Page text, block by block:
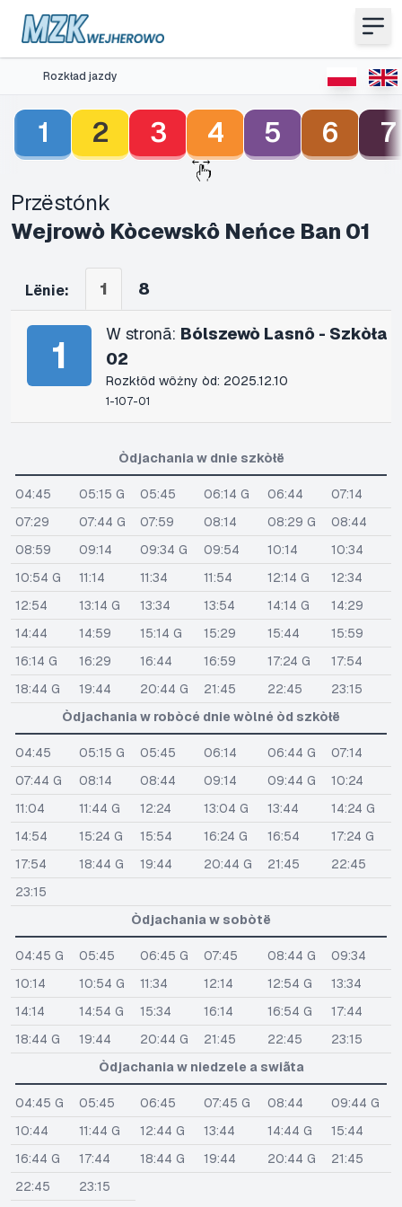
Rozkład jazdy
1 2 3 4 5 6 7
Przëstónk
Wejrowò Kòcewskô Neńce Ban 01
Lënie: 1 8
1 W stronã: Bólszewò Lasnô - Szkòła
02
Rozkłôd wôżny òd: 2025.12.10
1-107-01
Òdjachania w dnie szkòłë
04:45 05:15 G 05:45 06:14 G 06:44
07:14
07:29
07:44 G 07:59 08:14 08:29 G
08:44
08:59
09:14 09:34 G 09:54 10:14
10:34
10:54 G
11:14 11:34 11:54 12:14 G
12:34
12:54
13:14 G 13:34 13:54 14:14 G
14:29
14:44
14:59 15:14 G 15:29 15:44
15:59
16:14 G
16:29 16:44 16:59 17:24 G
17:54
18:44 G
19:44 20:44 G 21:45 22:45
23:15
Òdjachania w robòcé dnie wòlné òd szkòłë
04:45 05:15 G 05:45 06:14 06:44 G
07:14
07:44 G
08:14 08:44 09:14 09:44 G
10:24
11:04
11:44 G 12:24 13:04 G 13:44
14:24 G
14:54
15:24 G 15:54 16:24 G 16:54
17:24 G
17:54
18:44 G 19:44 20:44 G 21:45
22:45
23:15
Òdjachania w sobòtë
04:45 G 05:45 06:45 G 07:45 08:44 G
09:34
10:14
10:54 G 11:34 12:14 12:54 G
13:34
14:14
14:54 G 15:34 16:14 16:54 G
17:44
18:44 G
19:44 20:44 G 21:45 22:45
23:15
Òdjachania w niedzele a swiãta
04:45 G 05:45 06:45 07:45 G 08:44
09:44 G
10:44
11:44 G 12:44 G 13:44 14:44 G
15:44
16:44 G
17:44 18:44 G 19:44 20:44 G
21:45
22:45
23:15